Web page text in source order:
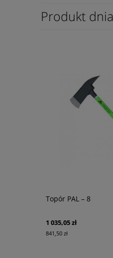
Produkt dnia
Topór PAL – 8
1 035,05 zł
841,50 zł